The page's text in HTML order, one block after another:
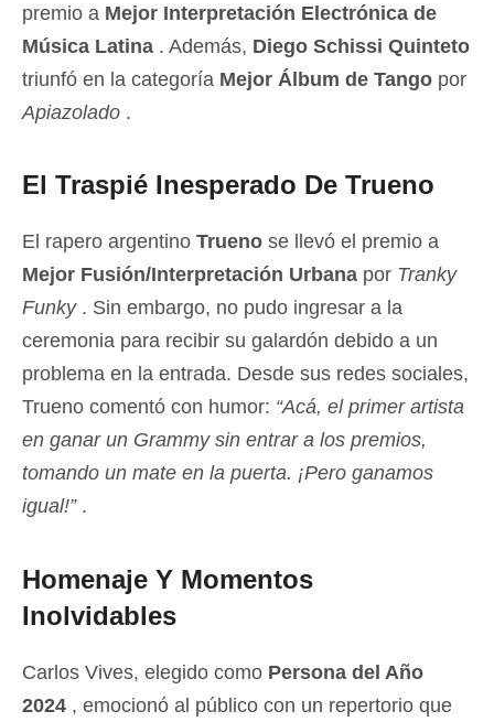
premio a Mejor Interpretación Electrónica de
Música Latina . Además, Diego Schissi Quinteto
triunfó en la categoría Mejor Álbum de Tango por
Apiazolado .
El Traspié Inesperado De Trueno
El rapero argentino Trueno se llevó el premio a
Mejor Fusión/Interpretación Urbana por Tranky
Funky. Sin embargo, no pudo ingresar a la
ceremonia para recibir su galardón debido a un
problema en la entrada. Desde sus redes sociales,
Trueno comentó con humor: “Acá, el primer artista
en ganar un Grammy sin entrar a los premios,
tomando un mate en la puerta. ¡Pero ganamos
igual!”.
Homenaje Y Momentos
Inolvidables
Carlos Vives, elegido como Persona del Año
2024 , emocionó al público con un repertorio que